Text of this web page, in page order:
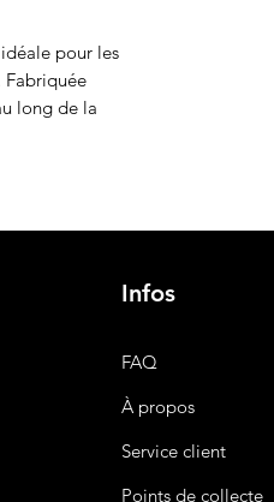
pour les
Fabriquée
long de la
Poches
:
institution
Utilisation
Infos
FAQ
À propos
Service client
Points de collecte